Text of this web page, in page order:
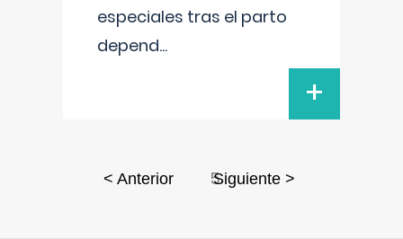
especiales tras el parto
depend...
+
< Anterior 5
Siguiente >